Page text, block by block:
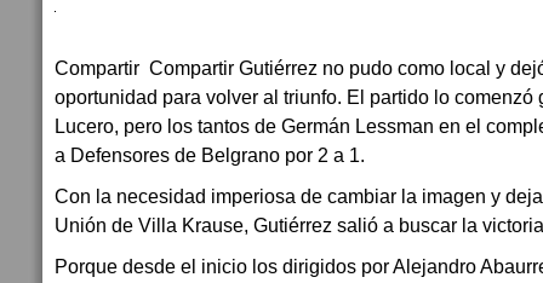
Compartir Compartir Gutiérrez no pudo como local y
oportunidad para volver al triunfo. El partido lo comenzó
Lucero, pero los tantos de Germán Lessman en el
a Defensores de Belgrano por 2 a 1.
Con la necesidad imperiosa de cambiar la imagen y
Unión de Villa Krause, Gutiérrez salió a buscar la
Porque desde el inicio los dirigidos por Alejandro